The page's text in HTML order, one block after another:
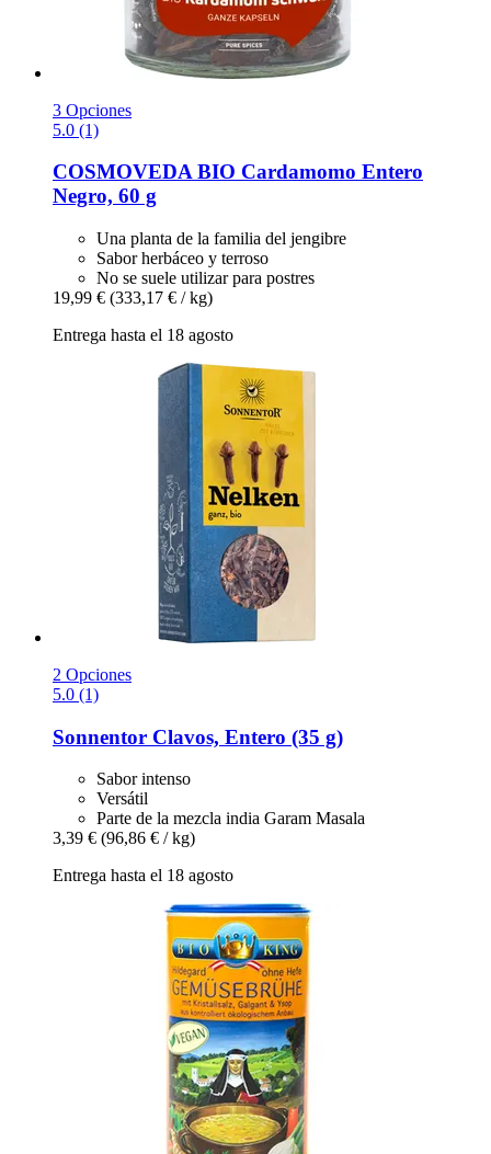
3 Opciones
5.0 (1)
COSMOVEDABIO Cardamomo Entero
Negro, 60 g
Una planta de la familia del jengibre
Sabor herbáceo y terroso
No se suele utilizar para postres
19,99 € (333,17 € / kg)
Entrega hasta el 18 agosto
2 Opciones
5.0 (1)
Sonnentor Clavos, Entero (35 g)
Sabor intenso
Versátil
Parte de la mezcla india Garam Masala
3,39 € (96,86 € / kg)
Entrega hasta el 18 agosto